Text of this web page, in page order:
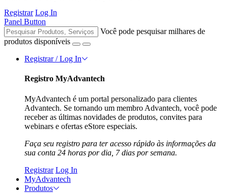
Registrar Log In
Panel Button
Você pode pesquisar milhares de
produtos disponíveis
Registrar / Log In
Registro MyAdvantech
MyAdvantech é um portal personalizado para clientes
Advantech. Se tornando um membro Advantech, você pode
receber as últimas novidades de produtos, convites para
webinars e ofertas eStore especiais.
Faça seu registro para ter acesso rápido às informações da
sua conta 24 horas por dia, 7 dias por semana.
Registrar Log In
MyAdvantech
Produtos